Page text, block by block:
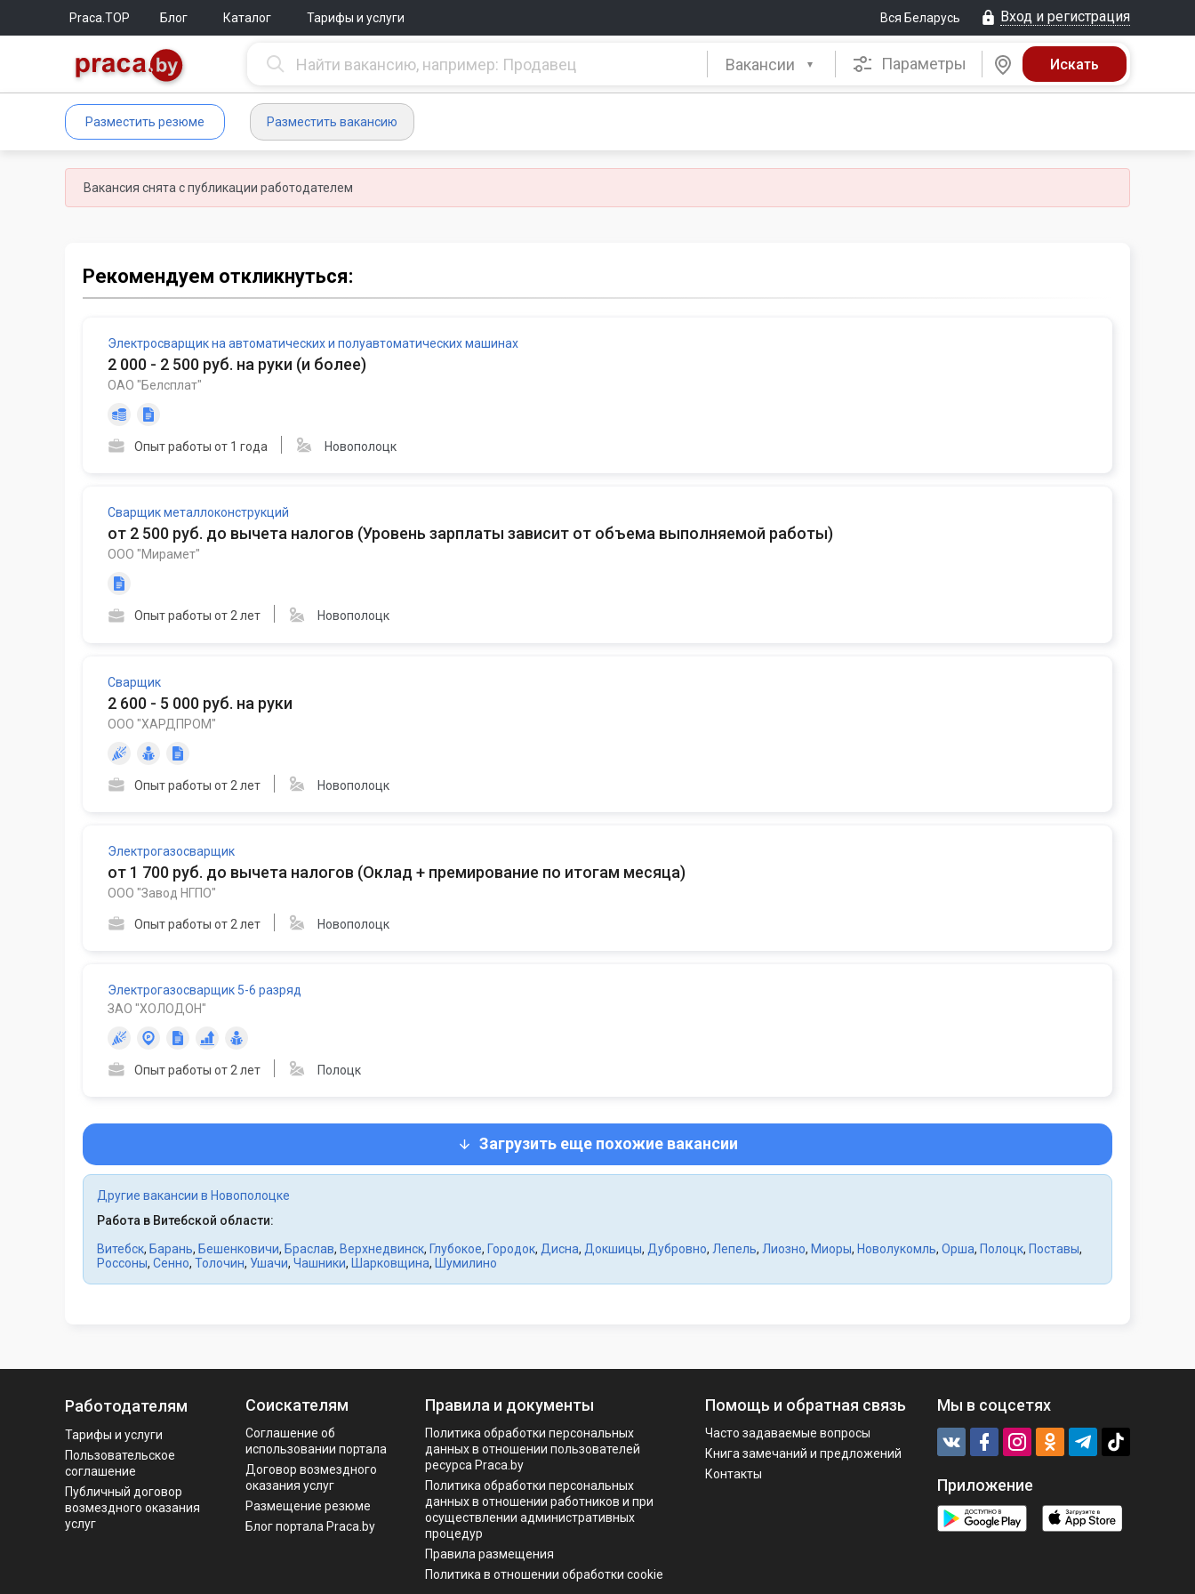
Praca.TOP Блог Каталог Тарифы и услуги Вся Беларусь Вход и регистрация
Вакансии Параметры
Разместить резюме Разместить вакансию
Вакансия снята с публикации работодателем
Рекомендуем откликнуться:
Электросварщик на автоматических и полуавтоматических машинах
2 000 - 2 500 руб. на руки (и более)
ОАО "Белсплат"
Опыт работы от 1 года Новополоцк
Сварщик металлоконструкций
от 2 500 руб. до вычета налогов (Уровень зарплаты зависит от объема выполняемой работы)
ООО "Мирамет"
Опыт работы от 2 лет Новополоцк
Сварщик
2 600 - 5 000 руб. на руки
ООО "ХАРДПРОМ"
Опыт работы от 2 лет Новополоцк
Электрогазосварщик
от 1 700 руб. до вычета налогов (Оклад + премирование по итогам месяца)
ООО "Завод НГПО"
Опыт работы от 2 лет Новополоцк
Электрогазосварщик 5-6 разряд
ЗАО "ХОЛОДОН"
Опыт работы от 2 лет Полоцк
Загрузить еще похожие вакансии
Другие вакансии в Новополоцке
Работа в Витебской области:
Витебск, Барань, Бешенковичи, Браслав, Верхнедвинск, Глубокое, Городок, Дисна, Докшицы, Дубровно, Лепель, Лиозно, Миоры, Новолукомль, Орша, Полоцк, Поставы,
Россоны, Сенно, Толочин, Ушачи, Чашники, Шарковщина, Шумилино
Работодателям
Тарифы и услуги
Пользовательское
соглашение
Публичный договор
возмездного оказания
услуг
Соискателям
Соглашение об
использовании портала
Договор возмездного
оказания услуг
Размещение резюме
Блог портала Praca.by
Правила и документы
Политика обработки персональных
данных в отношении пользователей
ресурса Praca.by
Политикa обработки персональных
данных в отношении работников и при
осуществлении административных
процедур
Правила размещения
Политика в отношении обработки cookie
Помощь и обратная связь
Часто задаваемые вопросы
Книга замечаний и предложений
Контакты
Мы в соцсетях
Приложение